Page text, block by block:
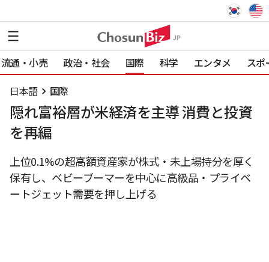
流通・小売 政治・社会 国際 科学 エンタメ スポ
日本語 国際
隠れ富裕層が米経済を主導 消費と投資
を再編
上位0.1%の超高額資産家が株式・未上場持分を厚く
保有し、ベビーブーマーを中心に高級品・プライベ
ートジェット需要を押し上げる